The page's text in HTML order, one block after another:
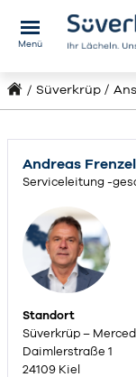
Menü
Süverkrüp
Andreas Frenzel
Serviceleitung -
Standort
Süverkrüp –
Daimlerstraße 1
24109 Kiel